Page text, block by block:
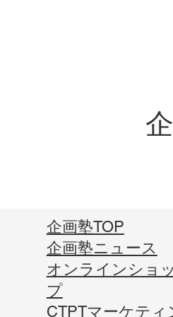
企画塾TOP
企画塾ニュース
オンラインショ
プ
CTPTマーケティ